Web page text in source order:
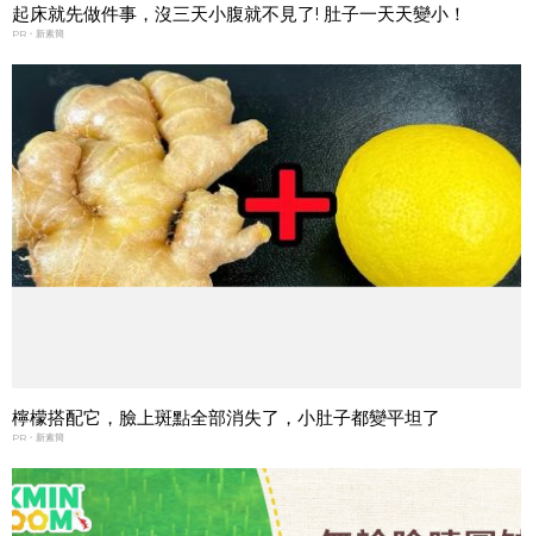
起床就先做件事，沒三天小腹就不見了! 肚子一天天變小！
PR・新素簡
檸檬搭配它，臉上斑點全部消失了，小肚子都變平坦了
PR・新素簡